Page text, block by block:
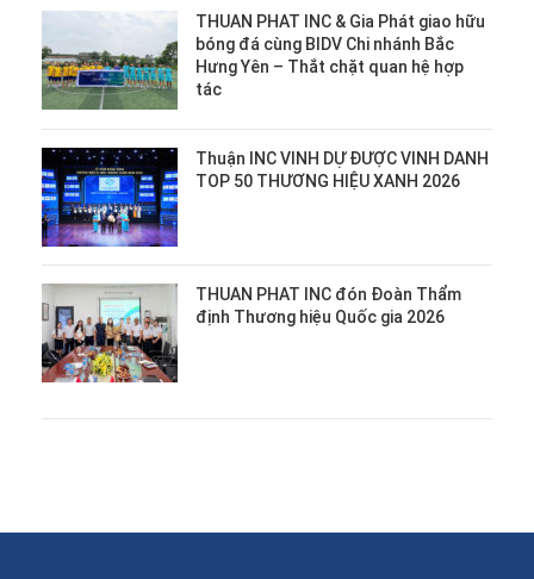
THUAN PHAT INC & Gia Phát giao hữu
bóng đá cùng BIDV Chi nhánh Bắc
Hưng Yên – Thắt chặt quan hệ hợp
tác
Thuận INC VINH DỰ ĐƯỢC VINH DANH
TOP 50 THƯƠNG HIỆU XANH 2026
THUAN PHAT INC đón Đoàn Thẩm
định Thương hiệu Quốc gia 2026